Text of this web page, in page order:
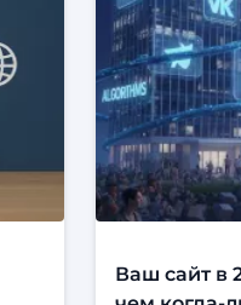
Ваш сайт в